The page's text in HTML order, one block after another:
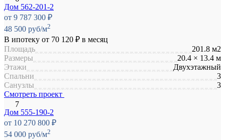
Дом 562-201-2
от 9 787 300 ₽
48 500 руб/м2
В ипотеку от 70 120 ₽ в месяц
Площадь
201.8 м2
Размеры
20.4 × 13.4 м
Этажи
Двухэтажный
Спальни
3
Санузлы
3
Смотреть проект
Дом 555-190-2
от 10 270 800 ₽
54 000 руб/м2